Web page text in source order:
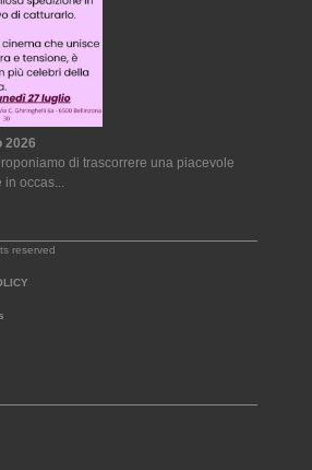
2026
di trascorrere una piacevole
in occas...
reserved